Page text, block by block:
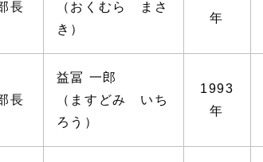
長
（おくむら まさ
き）
年
長
益冨 一郎
（ますどみ いち
ろう）
1993
年